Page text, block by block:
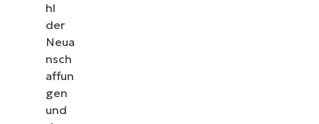
hl
der
Neua
nsch
affun
gen
und